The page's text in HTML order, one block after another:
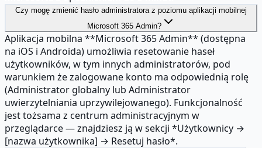
Czy mogę zmienić hasło administratora z poziomu aplikacji mobilnej
Microsoft 365 Admin?
Aplikacja mobilna **Microsoft 365 Admin** (dostępna
na iOS i Androida) umożliwia resetowanie haseł
użytkowników, w tym innych administratorów, pod
warunkiem że zalogowane konto ma odpowiednią rolę
(Administrator globalny lub Administrator
uwierzytelniania uprzywilejowanego). Funkcjonalność
jest tożsama z centrum administracyjnym w
przeglądarce — znajdziesz ją w sekcji *Użytkownicy →
[nazwa użytkownika] → Resetuj hasło*.